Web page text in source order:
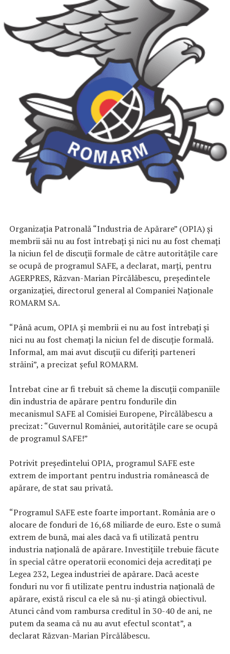
Organizaţia Patronală “Industria de Apărare” (OPIA) şi
membrii săi nu au fost întrebaţi şi nici nu au fost chemaţi
la niciun fel de discuţii formale de către autorităţile care
se ocupă de programul SAFE, a declarat, marţi, pentru
AGERPRES, Răzvan-Marian Pîrcălăbescu, preşedintele
organizaţiei, directorul general al Companiei Naţionale
ROMARM SA.
“Până acum, OPIA şi membrii ei nu au fost întrebaţi şi
nici nu au fost chemaţi la niciun fel de discuţie formală.
Informal, am mai avut discuţii cu diferiţi parteneri
străini”, a precizat şeful ROMARM.
Întrebat cine ar fi trebuit să cheme la discuţii companiile
din industria de apărare pentru fondurile din
mecanismul SAFE al Comisiei Europene, Pîrcălăbescu a
precizat: “Guvernul României, autorităţile care se ocupă
de programul SAFE!”
Potrivit preşedintelui OPIA, programul SAFE este
extrem de important pentru industria românească de
apărare, de stat sau privată.
“Programul SAFE este foarte important. România are o
alocare de fonduri de 16,68 miliarde de euro. Este o sumă
extrem de bună, mai ales dacă va fi utilizată pentru
industria naţională de apărare. Investiţiile trebuie făcute
în special către operatorii economici deja acreditaţi pe
Legea 232, Legea industriei de apărare. Dacă aceste
fonduri nu vor fi utilizate pentru industria naţională de
apărare, există riscul ca ele să nu-şi atingă obiectivul.
Atunci când vom rambursa creditul în 30-40 de ani, ne
putem da seama că nu au avut efectul scontat”, a
declarat Răzvan-Marian Pîrcălăbescu.